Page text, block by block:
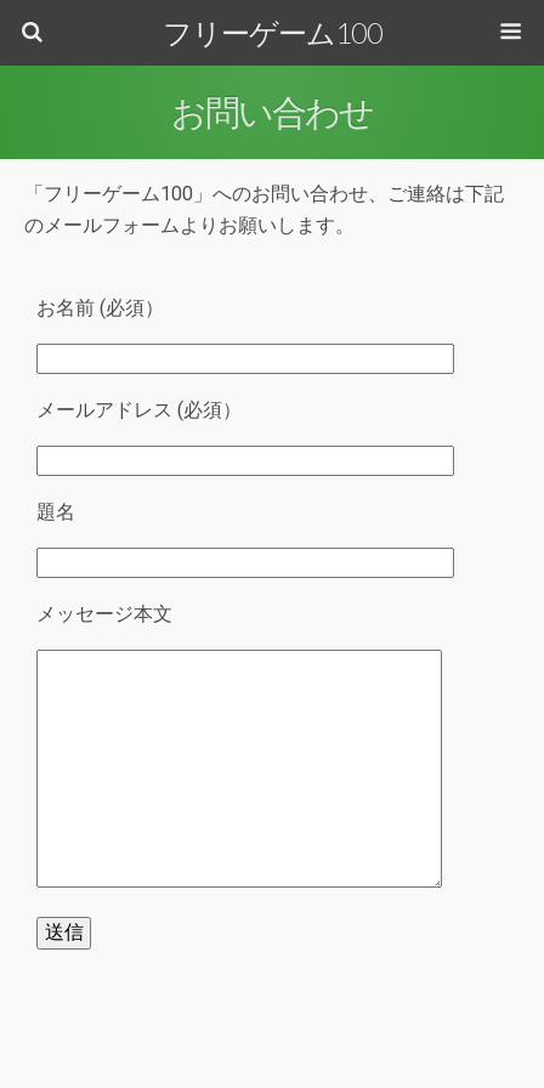
フリーゲーム100
お問い合わせ
「フリーゲーム100」へのお問い合わせ、ご連絡は下記
のメールフォームよりお願いします。
お名前 (必須）
メールアドレス (必須）
題名
メッセージ本文